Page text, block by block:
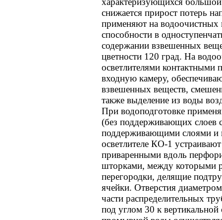
снижается прирост потерь
применяют на
способности в
содержании взвешенных
цветности 120 град. На
осветлителями контактными
входную камеру,
взвешенных веществ,
также выделение из воды
При водоподготовке
(без поддерживающих
поддерживающими слоями
осветлителе КО-1
приваренными вдоль
шторками, между которыми
перегородки, делящие
ячейки. Отверстия
части распределительных
под углом 30 к